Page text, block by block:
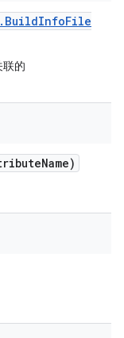
. BuildInfoFile
联的
Name)